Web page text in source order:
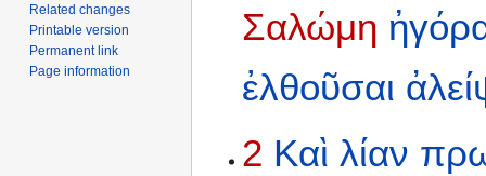
Σαλώμη
ἐλθοῦσαι
2 Καὶ λίαν
Related changes
Printable version
Permanent link
Page information